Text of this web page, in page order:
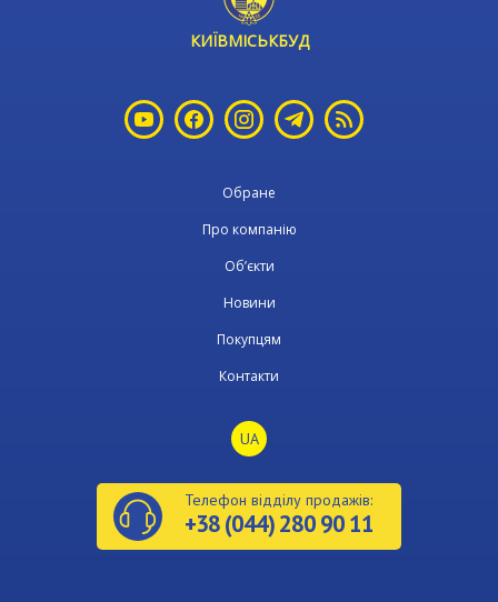
КИЇВМІСЬКБУД
Обране
Про компанію
Об’єкти
Новини
Покупцям
Контакти
UA
Телефон відділу продажів:
+38 (044) 280 90 11